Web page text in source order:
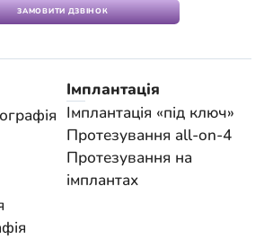
ЗАМОВИТИ ДЗВІНОК
Імплантація
Імплантація «під ключ»
Протезування all-on-4
Протезування на
імплантах